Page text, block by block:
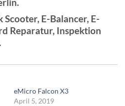
Scooter, E-Balancer, E-
Reparatur, Inspektion
eMicro Falcon X3
April 5, 2019